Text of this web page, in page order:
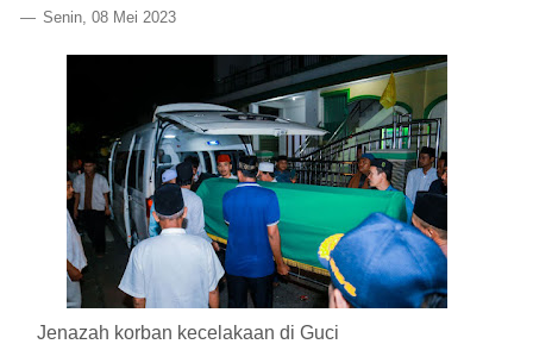
Senin, 08 Mei 2023
Jenazah korban kecelakaan di Guci